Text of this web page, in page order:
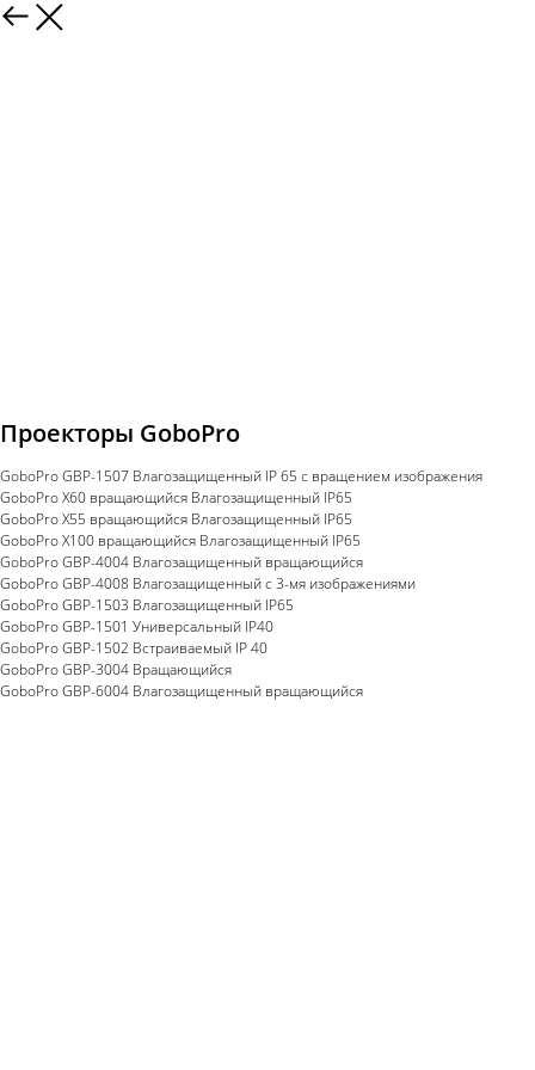
Проекторы GoboPro
GoboPro GBP-1507 Влагозащищенный IP 65 с вращением изображения
GoboPro X60 вращающийся Влагозащищенный IP65
GoboPro X55 вращающийся Влагозащищенный IP65
GoboPro X100 вращающийся Влагозащищенный IP65
GoboPro GBP-4004 Влагозащищенный вращающийся
GoboPro GBP-4008 Влагозащищенный с 3-мя изображениями
GoboPro GBP-1503 Влагозащищенный IP65
GoboPro GBP-1501 Универсальный IP40
GoboPro GBP-1502 Встраиваемый IP 40
GoboPro GBP-3004 Вращающийся
GoboPro GBP-6004 Влагозащищенный вращающийся